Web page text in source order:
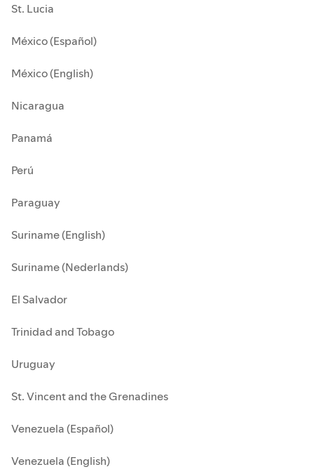
St. Lucia
México (Español)
México (English)
Nicaragua
Panamá
Perú
Paraguay
Suriname (English)
Suriname (Nederlands)
El Salvador
Trinidad and Tobago
Uruguay
St. Vincent and the Grenadines
Venezuela (Español)
Venezuela (English)